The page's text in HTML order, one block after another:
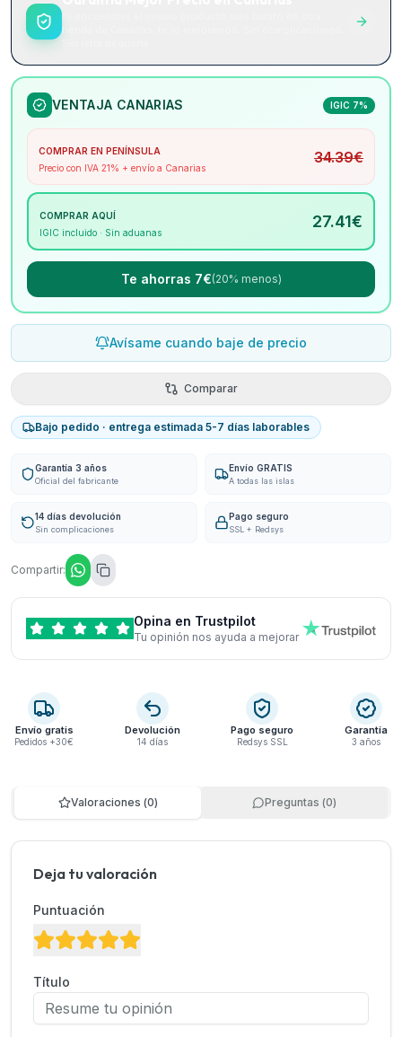
VENTAJA CANARIAS IGIC 7%
COMPRAR EN PENÍNSULA
Precio con IVA 21% + envío a Canarias
34.39€
COMPRAR AQUÍ
IGIC incluido · Sin aduanas
27.41€
Te ahorras 7€(20% menos)
Avísame cuando baje de precio
Comparar
Bajo pedido · entrega estimada 5-7 días laborables
Garantía 3 años
Oficial del fabricante
Envío GRATIS
A todas las islas
14 días devolución
Sin complicaciones
Pago seguro
SSL + Redsys
Compartir:
Opina en Trustpilot
Tu opinión nos ayuda a mejorar
Envío gratis
Pedidos +30€
Devolución
14 días
Pago seguro
Redsys SSL
Garantía
3 años
Valoraciones (0) Preguntas (0)
Deja tu valoración
Puntuación
Título